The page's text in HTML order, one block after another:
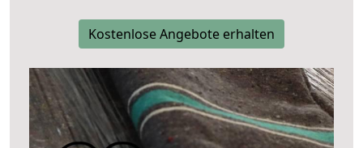
Kostenlose Angebote erhalten